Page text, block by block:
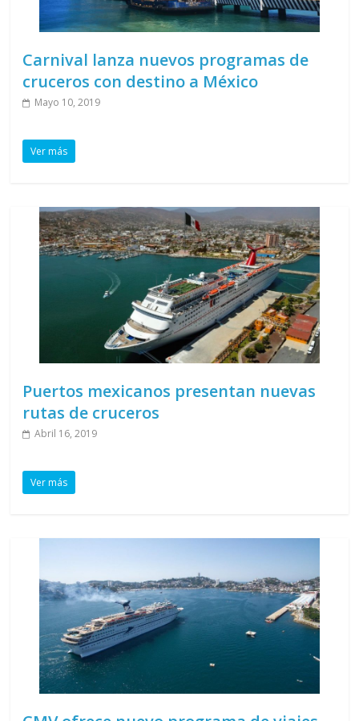
Carnival lanza nuevos programas de
cruceros con destino a México
Mayo 10, 2019
Ver más
Puertos mexicanos presentan nuevas
rutas de cruceros
Abril 16, 2019
Ver más